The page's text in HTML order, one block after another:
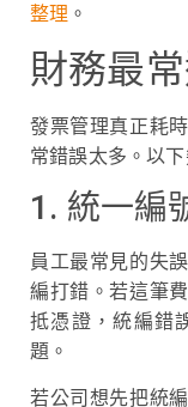
整理 。
財務最
發票管理真正耗
常錯誤太多。以
1. 統一編
員工最常見的失
編打錯。若這筆
抵憑證，統編錯
題。
若公司想先把統